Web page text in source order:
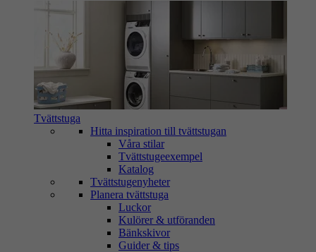
Tvättstuga
Hitta inspiration till tvättstugan
Våra stilar
Tvättstugeexempel
Katalog
Tvättstugenyheter
Planera tvättstuga
Luckor
Kulörer & utföranden
Bänkskivor
Guider & tips